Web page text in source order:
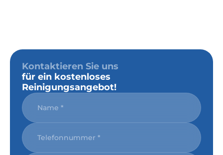
Kontaktieren Sie uns
für ein kostenloses
Reinigungsangebot!